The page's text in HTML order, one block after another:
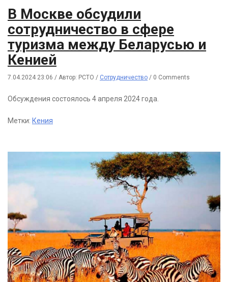
В Москве обсудили
сотрудничество в сфере
туризма между Беларусью и
Кенией
7.04.2024 23:06 / Автор: РСТО / Сотрудничество / 0 Comments
Обсуждения состоялось 4 апреля 2024 года.
Метки: Кения